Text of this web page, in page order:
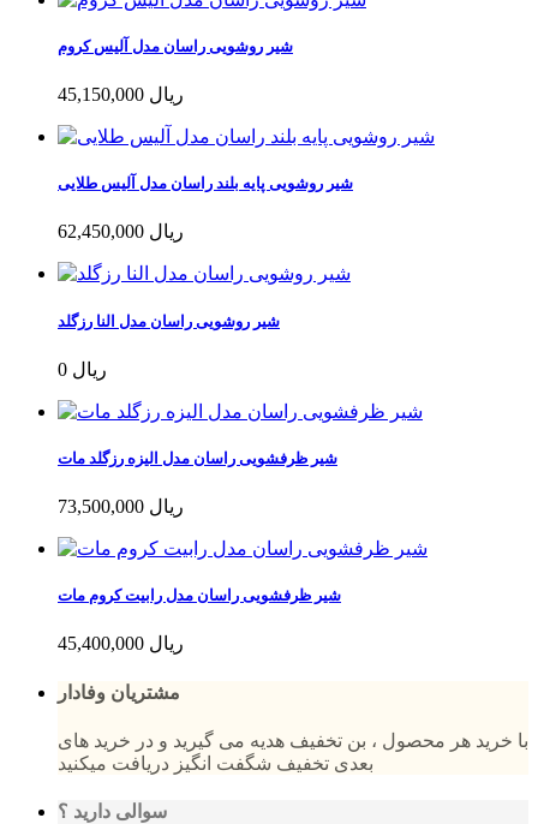
شیر روشویی راسان مدل آلیس کروم
45,150,000 ریال
شیر روشویی پایه بلند راسان مدل آلیس طلایی
62,450,000 ریال
شیر روشویی راسان مدل النا رزگلد
0 ریال
شیر ظرفشویی راسان مدل الیزه رزگلد مات
73,500,000 ریال
شیر ظرفشویی راسان مدل رابیت کروم مات
45,400,000 ریال
مشتریان وفادار
با خرید هر محصول ، بن تخفیف هدیه می گیرید و در خرید های
بعدی تخفیف شگفت انگیز دریافت میکنید
سوالی دارید ؟